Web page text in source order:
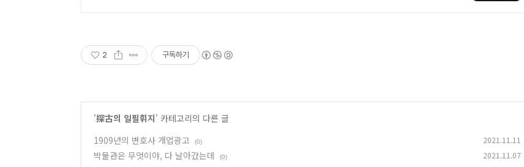
2 구독하기
'探古의 일필휘지' 카테고리의 다른 글
1909년의 변호사 개업광고
(0) 2021.11.11
박물관은 무엇이야, 다 날아갔는데 (0) 2021.11.07